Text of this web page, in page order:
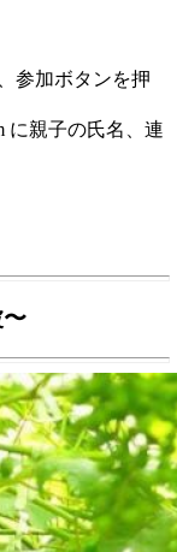
参加ボタンを押
に親子の氏名、連